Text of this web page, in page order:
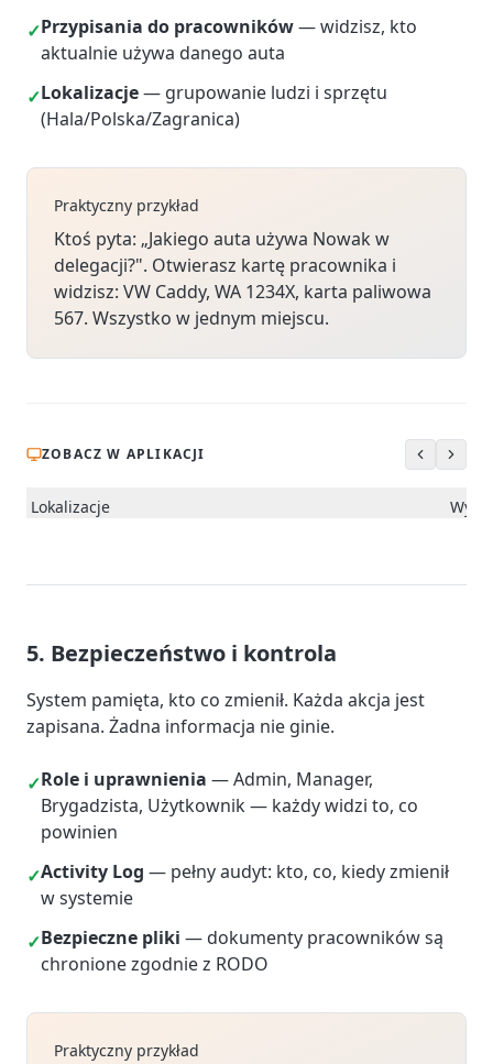
Praktyczny przykład
Ktoś pyta: „Jakiego auta używa Nowak w
delegacji?". Otwierasz kartę pracownika i
widzisz: VW Caddy, WA 1234X, karta paliwowa
567. Wszystko w jednym miejscu.
✓Przypisania do pracowników— widzisz, kto
aktualnie używa danego auta
✓Lokalizacje— grupowanie ludzi i sprzętu
(Hala/Polska/Zagranica)
ZOBACZ W APLIKACJI
Lokalizacje
5. Bezpieczeństwo i kontrola
System pamięta, kto co zmienił. Każda akcja jest
zapisana. Żadna informacja nie ginie.
✓Role i uprawnienia — Admin, Manager,
Brygadzista, Użytkownik — każdy widzi to, co
powinien
✓Activity Log — pełny audyt: kto, co, kiedy zmienił
w systemie
✓Bezpieczne pliki — dokumenty pracowników są
chronione zgodnie z RODO
Praktyczny przykład